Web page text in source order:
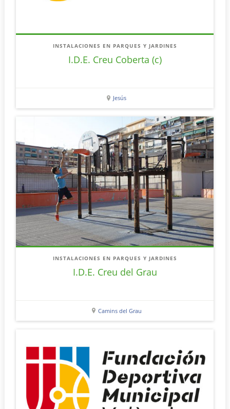
INSTALACIONES EN PARQUES Y JARDINES
I.D.E. Creu Coberta (c)
Jesús
INSTALACIONES EN PARQUES Y JARDINES
I.D.E. Creu del Grau
Camins del Grau